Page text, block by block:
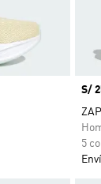
S/
5